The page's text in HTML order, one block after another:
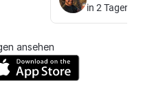
in 2 Tagen
ansehen